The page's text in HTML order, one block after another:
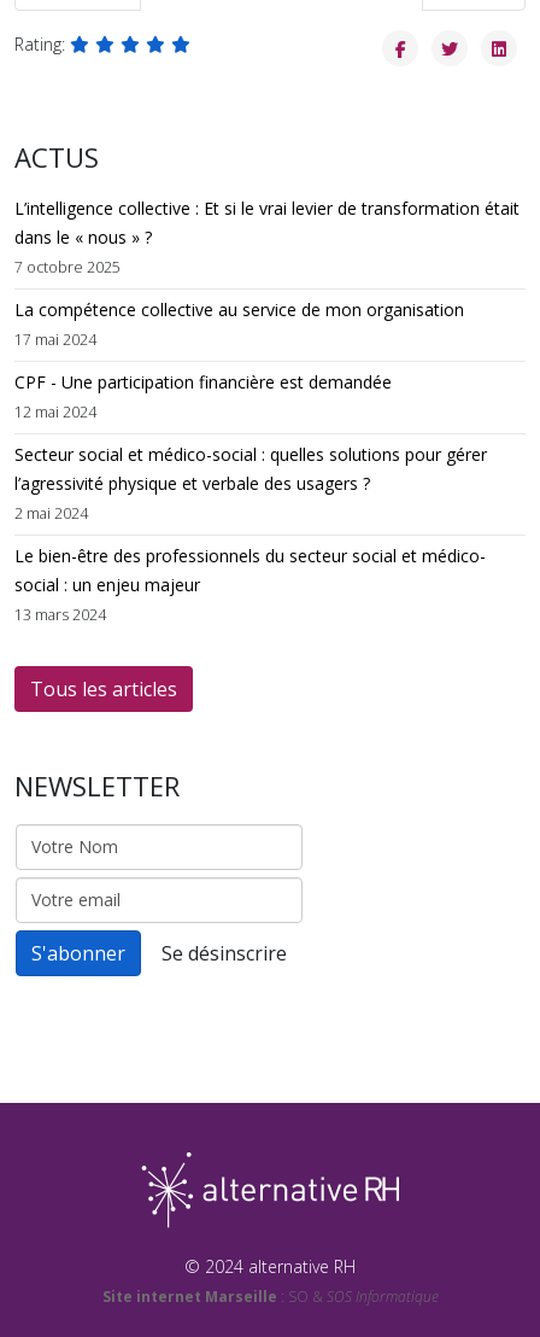
Rating:
ACTUS
L’intelligence collective : Et si le vrai levier de transformation était
dans le « nous » ?
7 octobre 2025
La compétence collective au service de mon organisation
17 mai 2024
CPF - Une participation financière est demandée
12 mai 2024
Secteur social et médico-social : quelles solutions pour gérer
l’agressivité physique et verbale des usagers ?
2 mai 2024
Le bien-être des professionnels du secteur social et médico-
social : un enjeu majeur
13 mars 2024
Tous les articles
NEWSLETTER
© 2024 alternative RH
Site internet Marseille : SO & SOS Informatique